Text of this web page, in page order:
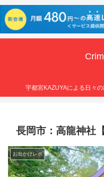
宇都宮KAZUYAによる日々
長岡市：高龍神社
お出かけレポ